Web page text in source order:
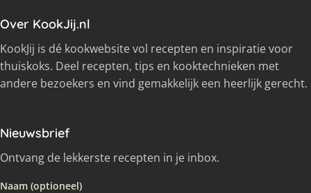
Over KookJij.nl
KookJij is dé kookwebsite vol recepten en inspiratie voor
thuiskoks. Deel recepten, tips en kooktechnieken met
andere bezoekers en vind gemakkelijk een heerlijk gerecht.
Nieuwsbrief
Ontvang de lekkerste recepten in je inbox.
Naam (optioneel)